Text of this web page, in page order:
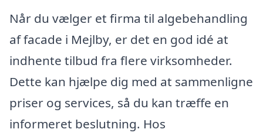
Når du vælger et firma til algebehandling
af facade i Mejlby, er det en god idé at
indhente tilbud fra flere virksomheder.
Dette kan hjælpe dig med at sammenligne
priser og services, så du kan træffe en
informeret beslutning. Hos